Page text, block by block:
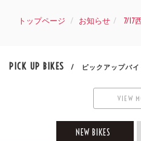
トップページ お知らせ 7/17
PICK UP BIKES / ピックアップバイ
VIEW
NEW BIKES